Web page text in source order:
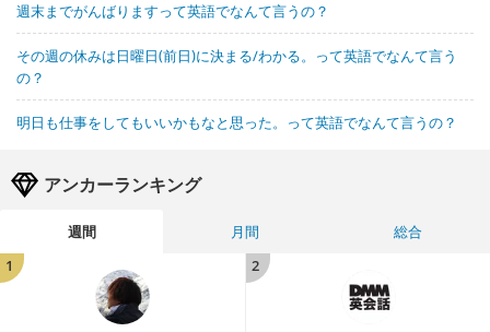
週末までがんばりますって英語でなんて言うの？
その週の休みは日曜日(前日)に決まる/わかる。って英語でなんて言う
の？
明日も仕事をしてもいいかもなと思った。って英語でなんて言うの？
アンカーランキング
週間 月間
総合
1
2